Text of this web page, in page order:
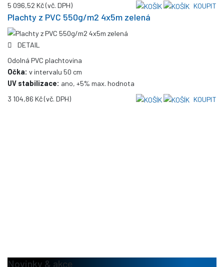
5 096,52 Kč(vč. DPH) KOUPIT
Plachty z PVC 550g/m2 4x5m zelená
DETAIL
Odolná PVC plachtovina
Očka: v intervalu 50 cm
UV stabilizace: ano, +5% max. hodnota
3 104,86 Kč(vč. DPH) KOUPIT
Novinky & akce